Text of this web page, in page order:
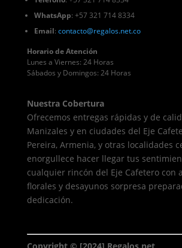
WhatsApp: +57 321 714 8334
Email: contacto@regalos.net.co
Horario de Atención
Lunes a Viernes: 24 Horas
Sábados y Domingos: 24 Horas
Nuestra Cobertura
Ofrecemos entregas rápidas y de
Manizales y en ciudades del Eje
Pereira, Armenia, y otras localidades
enorgullece hacer llegar tus
cualquier rincón del Eje Cafetero con
florales y desayunos sorpresa
dedicación.